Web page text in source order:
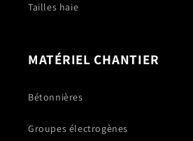
Tailles haie
MATÉRIEL CHANTIER
Bétonnières
Groupes électrogènes